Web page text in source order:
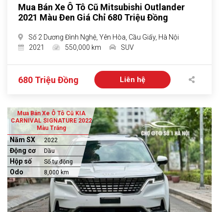
Mua Bán Xe Ô Tô Cũ Mitsubishi Outlander
2021 Màu Đen Giá Chỉ 680 Triệu Đồng
Số 2 Dương Đình Nghệ, Yên Hòa, Cầu Giấy, Hà Nội
2021
550,000 km SUV
680 Triệu Đồng Liên hệ
Mua Bán Xe Ô Tô Cũ KIA
CARNIVAL SIGNATURE 2022
Màu Trắng
Năm SX 2022
Động cơ Dầu
Hộp số Số tự động
Odo 8,000 km